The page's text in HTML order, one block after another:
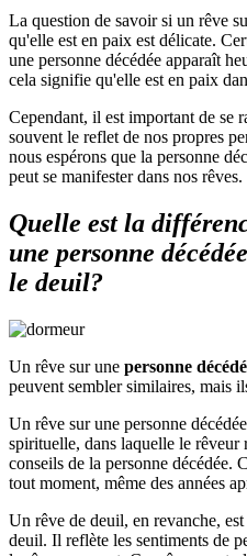
La question de savoir si un rêve
qu'elle est en paix est délicate.
une personne décédée apparaît
cela signifie qu'elle est en paix
Cependant, il est important de se
souvent le reflet de nos propres
nous espérons que la personne
peut se manifester dans nos rêves.
Quelle est la
une personne
le deuil?
Un rêve sur une personne
peuvent sembler similaires, mais
Un rêve sur une personne
spirituelle, dans laquelle le rêveur
conseils de la personne décédée.
tout moment, même des années
Un rêve de deuil, en revanche,
deuil. Il reflète les sentiments de